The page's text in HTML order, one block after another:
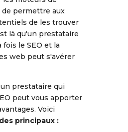
permettre aux
de les trouver
là qu'un prestataire
le SEO et la
web peut s'avérer
prestataire qui
peut vous apporter
Voici
principaux :